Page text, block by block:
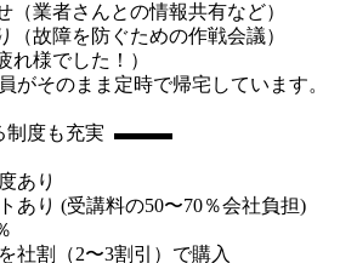
（業者さんとの情報共有など）
（故障を防ぐための作戦会議）
様でした！）
がそのまま定時で帰宅しています。
制度も充実  ▬▬▬
あり
あり (受講料の50〜70％会社負担)
社割（2〜3割引）で購入